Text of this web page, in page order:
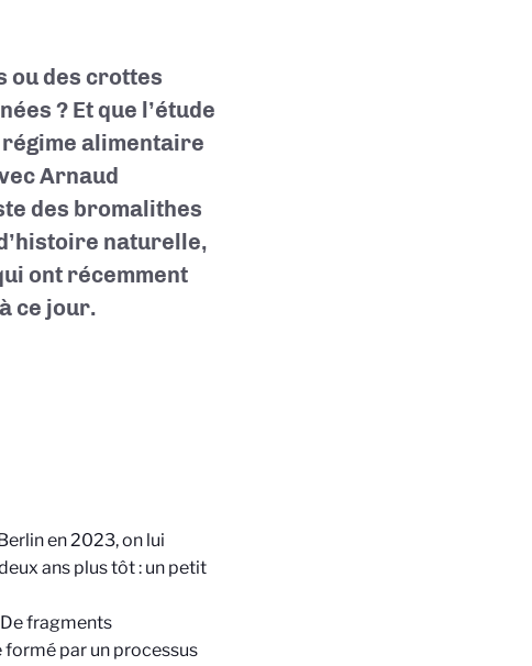
ou des crottes
? Et que l’étude
alimentaire
Arnaud
des bromalithes
naturelle,
ont récemment
ce jour.
en 2023, on lui
ans plus tôt : un petit
fragments
formé par un processus